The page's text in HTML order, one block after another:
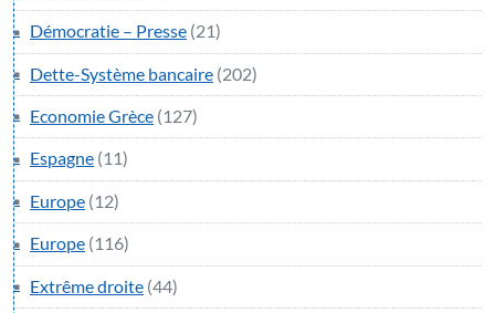
Démocratie – Presse (21)
Dette-Système bancaire (202)
Economie Grèce (127)
Espagne (11)
Europe (12)
Europe (116)
Extrême droite (44)